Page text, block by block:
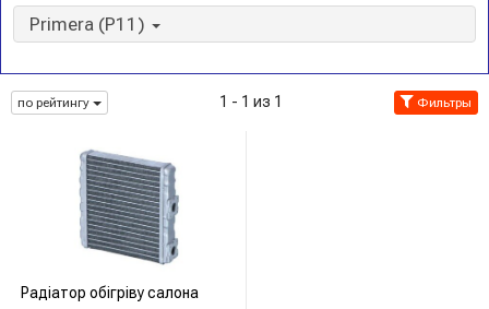
Primera (P11)
по рейтингу 1 - 1 из 1 Фильтры
Радіатор обігріву салона